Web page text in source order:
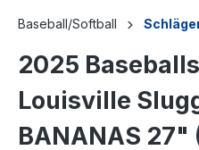
Baseball/Softball
2025
Louisville
BANANAS 27"